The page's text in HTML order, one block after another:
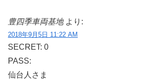
豊四季車両基地 より:
2018年9月5日 11:22 AM
SECRET: 0
PASS:
仙台人さま